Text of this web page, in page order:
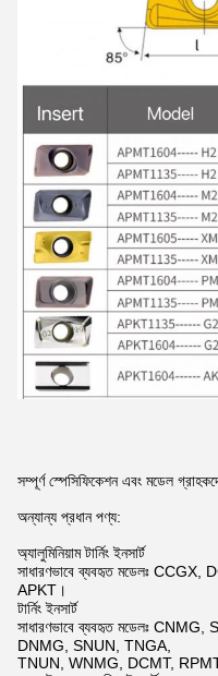
সম্পূর্ণ স্পেসিফিকেশন এবং মডেল
অন্যান্য প্রধান পণ্য:
অ্যালুমিনিয়াম টার্নিং ইনসার্ট
সাধারণভাবে ব্যবহৃত মডেলঃ
APKT।
টার্নিং ইনসার্ট
সাধারণভাবে ব্যবহৃত মডেলঃ
DNMG, SNUN, TNGA,
TNUN, WNMG, DCMT,